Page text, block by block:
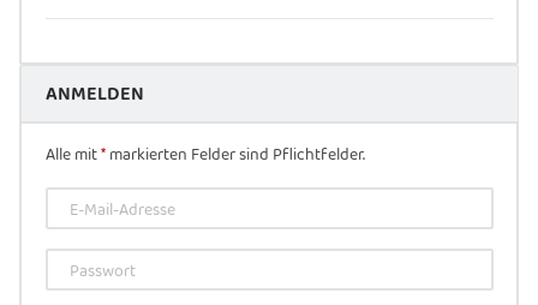
ANMELDEN
Alle mit*markierten Felder sind Pflichtfelder.
E-Mail-Adresse
Passwort